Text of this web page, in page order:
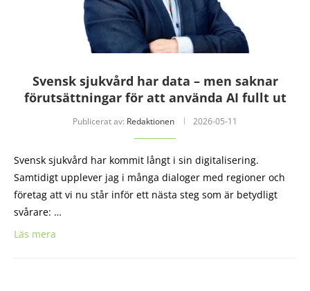
Svensk sjukvård har data – men saknar
förutsättningar för att använda AI fullt ut
Publicerat av: Redaktionen 2026-05-11
Svensk sjukvård har kommit långt i sin digitalisering.
Samtidigt upplever jag i många dialoger med regioner och
företag att vi nu står inför ett nästa steg som är betydligt
svårare: …
Läs mera